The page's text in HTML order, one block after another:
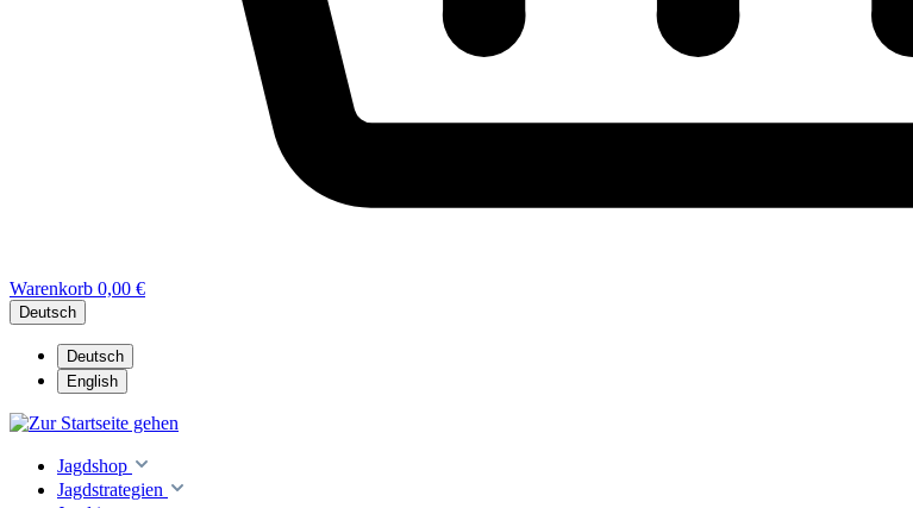
Warenkorb 0,00 €
Deutsch
Deutsch
English
Jagdshop
Jagdstrategien